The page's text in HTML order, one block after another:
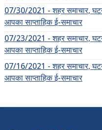
07/30/2021 - शहर समाचार,
आपका साप्ताहिक ई-समाचार
07/23/2021 - शहर समाचार,
आपका साप्ताहिक ई-समाचार
07/16/2021 - शहर समाचार,
आपका साप्ताहिक ई-समाचार